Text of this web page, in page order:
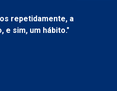
repetidamente, a
e sim, um hábito."